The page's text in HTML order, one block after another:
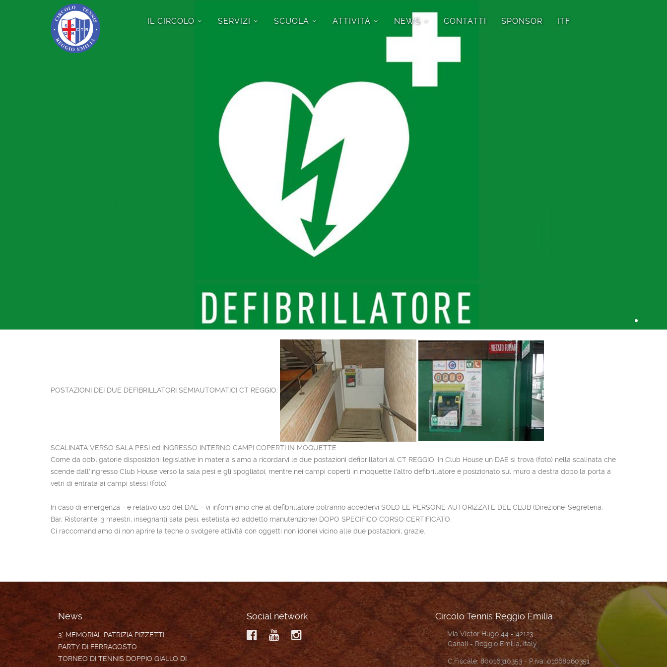
IL CIRCOLO SERVIZI SCUOLA ATTIVITÀ NEWS CONTATTI SPONSOR ITF
POSTAZIONI DEI DUE DEFIBRILLATORI SEMIAUTOMATICI CT REGGIO:
SCALINATA VERSO SALA PESI ed INGRESSO INTERNO CAMPI COPERTI IN MOQUETTE
Come da obbligatorie disposizioni legislative in materia siamo a ricordarvi le due postazioni defibrillatori al CT REGGIO. In Club House un DAE si trova (foto) nella scalinata che
scende dall’ingresso Club House verso la sala pesi e gli spogliatoi, mentre nei campi coperti in moquette l’altro defibrillatore è posizionato sul muro a destra dopo la porta a
vetri di entrata ai campi stessi (foto)
In caso di emergenza - e relativo uso del DAE - vi informiamo che al defibrillatore potranno accedervi SOLO LE PERSONE AUTORIZZATE DEL CLUB (Direzione-Segreteria,
Bar, Ristorante, 3 maestri, insegnanti sala pesi, estetista ed addetto manutenzione) DOPO SPECIFICO CORSO CERTIFICATO.
Ci raccomandiamo di non aprire la teche o svolgere attività con oggetti non idonei vicino alle due postazioni, grazie.
News
3° MEMORIAL PATRIZIA PIZZETTI
PARTY DI FERRAGOSTO
TORNEO DI TENNIS DOPPIO GIALLO DI
Social network Circolo Tennis Reggio Emilia
Via Victor Hugo 44 - 42123
Canali - Reggio Emilia, Italy
C.Fiscale: 80016310353 - P.iva: 01668060351